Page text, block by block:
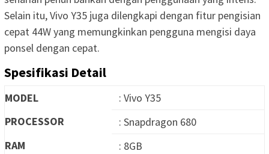
Selain itu, Vivo Y35 juga dilengkapi dengan fitur pengisian
cepat 44W yang memungkinkan pengguna mengisi daya
ponsel dengan cepat.
Spesifikasi Detail
MODEL
: Vivo Y35
PROCESSOR
: Snapdragon 680
RAM
: 8GB